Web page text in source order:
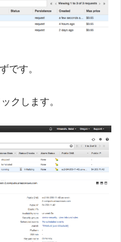
です。
クします。